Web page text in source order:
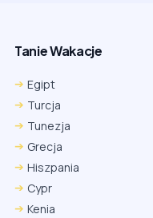
Tanie Wakacje
Egipt
Turcja
Tunezja
Grecja
Hiszpania
Cypr
Kenia